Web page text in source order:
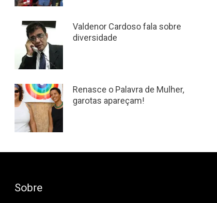
Valdenor Cardoso fala sobre
diversidade
Renasce o Palavra de Mulher,
garotas apareçam!
Sobre